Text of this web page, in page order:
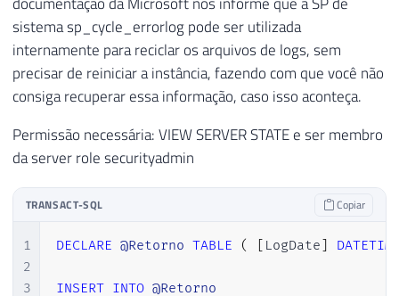
sistema sp_cycle_errorlog pode ser utilizada
internamente para reciclar os arquivos de logs, sem
precisar de reiniciar a instância, fazendo com que você não
consiga recuperar essa informação, caso isso aconteça.
Permissão necessária: VIEW SERVER STATE e ser membro
da server role securityadmin
TRANSACT-SQL Copiar
1
2
3
DECLARE @Retorno TABLE ( [ LogDate]
INSERT INTO @Retorno